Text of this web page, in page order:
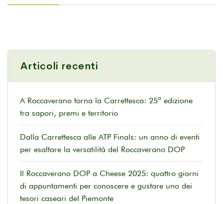
Articoli recenti
A Roccaverano torna la Carrettesca: 25ª edizione
tra sapori, premi e territorio
Dalla Carrettesca alle ATP Finals: un anno di eventi
per esaltare la versatilità del Roccaverano DOP
Il Roccaverano DOP a Cheese 2025: quattro giorni
di appuntamenti per conoscere e gustare uno dei
tesori caseari del Piemonte